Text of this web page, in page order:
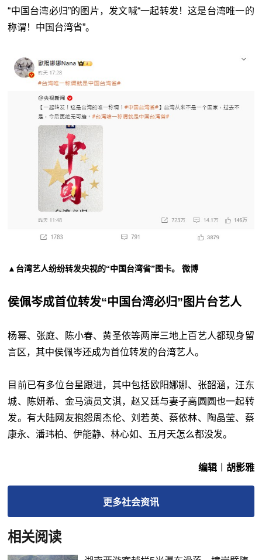
“中国台湾必归”的图片，发文喊“一起转发！这是台湾唯一的
称谓！中国台湾省”。
▲台湾艺人纷纷转发央视的“中国台湾省”图卡。 微博
侯佩岑成首位转发“中国台湾必归”图片台艺人
杨幂、张庭、陈小春、黄圣依等两岸三地上百艺人都现身留
言区，其中侯佩岑还成为首位转发的台湾艺人。
目前已有多位台星跟进，其中包括欧阳娜娜、张韶涵，汪东
城、陈妍希、金马演员文淇，赵又廷与妻子高圆圆也一起转
发。有大陆网友抱怨周杰伦、刘若英、蔡依林、陶晶莹、蔡
康永、潘玮柏、伊能静、林心如、五月天怎么都没发。
编辑︱胡影雅
更多社会资讯
相关阅读